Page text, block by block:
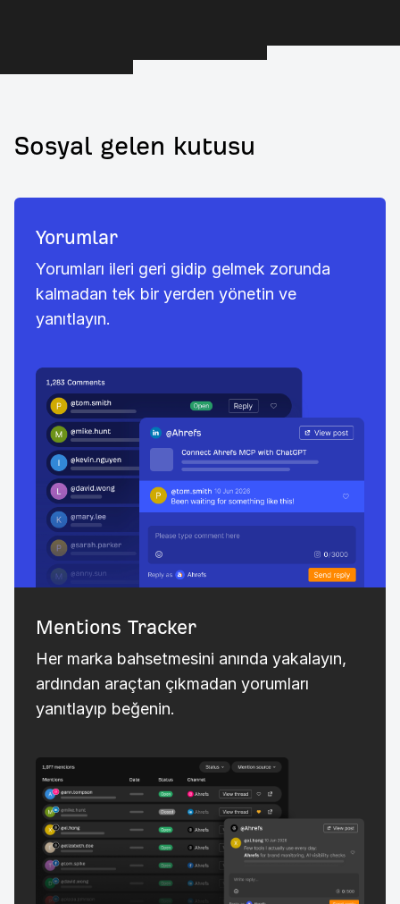
Sosyal gelen kutusu
Yorumlar
Yorumları ileri geri gidip gelmek zorunda
kalmadan tek bir yerden yönetin ve
yanıtlayın.
Mentions Tracker
Her marka bahsetmesini anında yakalayın,
ardından araçtan çıkmadan yorumları
yanıtlayıp beğenin.